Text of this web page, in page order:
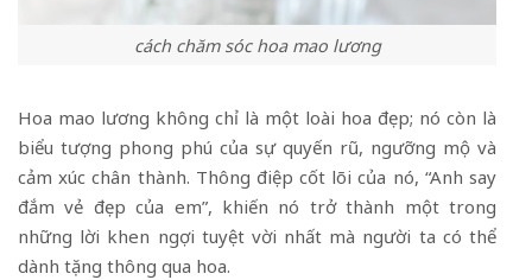
cách chăm sóc hoa mao lương
Hoa mao lương không chỉ là một loài hoa đẹp; nó còn là
biểu tượng phong phú của sự quyến rũ, ngưỡng mộ và
cảm xúc chân thành. Thông điệp cốt lõi của nó, “Anh say
đắm vẻ đẹp của em”, khiến nó trở thành một trong
những lời khen ngợi tuyệt vời nhất mà người ta có thể
dành tặng thông qua hoa.